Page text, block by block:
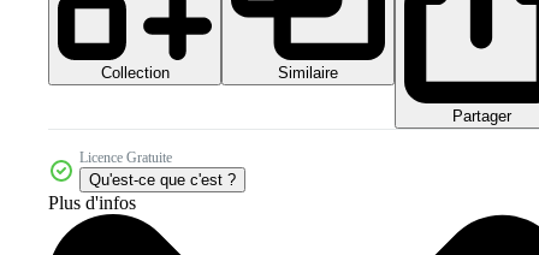
Collection Similaire
Partager
Licence Gratuite
Qu'est-ce que c'est ?
Plus d'infos